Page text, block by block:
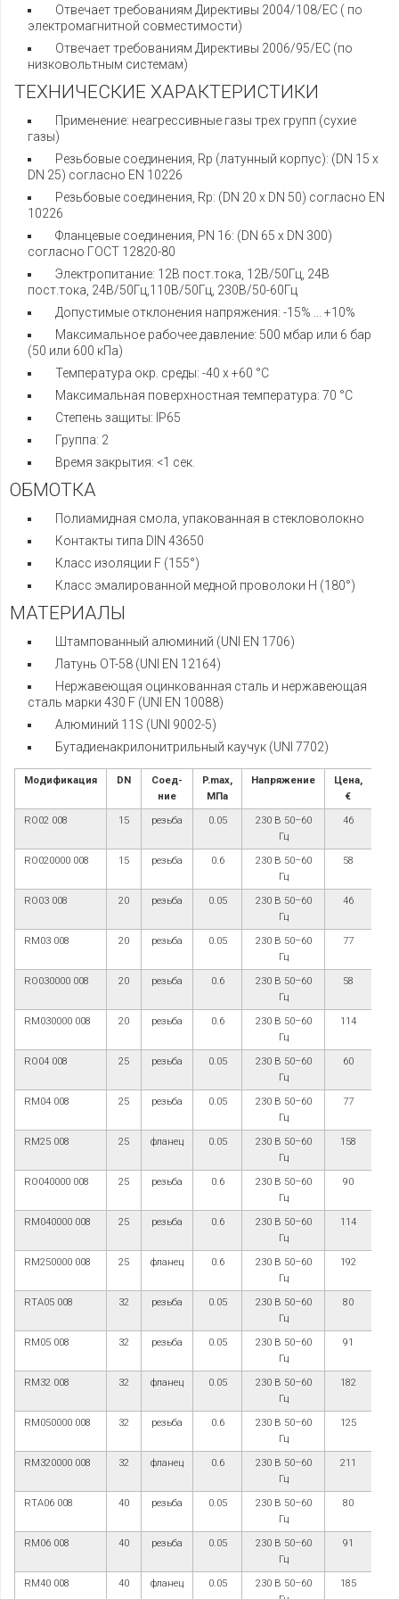
Отвечает требованиям Директивы 2004/108/EC ( по
электромагнитной совместимости)
Отвечает требованиям Директивы 2006/95/EC (по
низковольтным системам)
ТЕХНИЧЕСКИЕ ХАРАКТЕРИСТИКИ
Применение: неагрессивные газы трех групп (сухие
газы)
Резьбовые соединения, Rp (латунный корпус): (DN 15 x
DN 25) согласно EN 10226
Резьбовые соединения, Rp: (DN 20 x DN 50) согласно EN
10226
Фланцевые соединения, PN 16: (DN 65 x DN 300)
согласно ГОСТ 12820-80
Электропитание: 12В пост.тока, 12В/50Гц, 24В
пост.тока, 24В/50Гц,110В/50Гц, 230В/50-60Гц
Допустимые отклонения напряжения: -15% ... +10%
Максимальное рабочее давление: 500 мбар или 6 бар
(50 или 600 кПа)
Температура окр. среды: -40 x +60 °C
Максимальная поверхностная температура: 70 °C
Степень защиты: IP65
Группа: 2
Время закрытия: <1 сек.
ОБМОТКА
Полиамидная смола, упакованная в стекловолокно
Контакты типа DIN 43650
Класс изоляции F (155°)
Класс эмалированной медной проволоки H (180°)
МАТЕРИАЛЫ
Штампованный алюминий (UNI EN 1706)
Латунь OT-58 (UNI EN 12164)
Нержавеющая оцинкованная сталь и нержавеющая
сталь марки 430 F (UNI EN 10088)
Алюминий 11S (UNI 9002-5)
Бутадиенакрилонитрильный каучук (UNI 7702)
Модификация DN
Соед-
ние
P.max,
МПа
Напряжение
Цена,
€
RO02 008 15 резьба 0.05
230 В 50–60
Гц
46
RO020000 008 15 резьба 0.6
230 В 50–60
Гц
58
RO03 008 20 резьба 0.05
230 В 50–60
Гц
46
RM03 008 20 резьба 0.05
230 В 50–60
Гц
77
RO030000 008 20 резьба 0.6
230 В 50–60
Гц
58
RM030000 008 20 резьба 0.6
230 В 50–60
Гц
114
RO04 008 25 резьба 0.05
230 В 50–60
Гц
60
RM04 008 25 резьба 0.05
230 В 50–60
Гц
77
RM25 008 25 фланец 0.05
230 В 50–60
Гц
158
RO040000 008 25 резьба 0.6
230 В 50–60
Гц
90
RM040000 008 25 резьба 0.6
230 В 50–60
Гц
114
RM250000 008 25 фланец 0.6
230 В 50–60
Гц
192
RTA05 008 32 резьба 0.05
230 В 50–60
Гц
80
RM05 008 32 резьба 0.05
230 В 50–60
Гц
91
RM32 008 32 фланец 0.05
230 В 50–60
Гц
182
RM050000 008 32 резьба 0.6
230 В 50–60
Гц
125
RM320000 008 32 фланец 0.6
230 В 50–60
Гц
211
RTA06 008 40 резьба 0.05
230 В 50–60
Гц
80
RM06 008 40 резьба 0.05
230 В 50–60
Гц
91
RM40 008 40 фланец 0.05
230 В 50–60
185